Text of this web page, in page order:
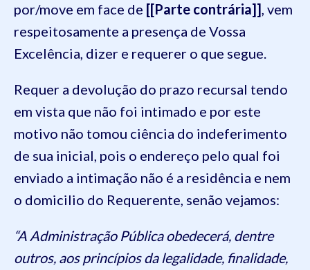
por/move em face de [[Parte contrária]] , vem
respeitosamente a presença de Vossa
Excelência, dizer e requerer o que segue.
Requer a devolução do prazo recursal tendo
em vista que não foi intimado e por este
motivo não tomou ciência do indeferimento
de sua inicial, pois o endereço pelo qual foi
enviado a intimação não é a residência e nem
o domicilio do Requerente, senão vejamos:
“A Administração Pública obedecerá, dentre
outros, aos princípios da legalidade, finalidade,